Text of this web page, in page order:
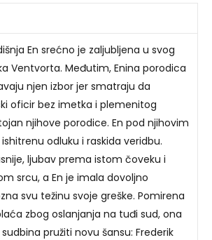
En srećno je zaljubljena u svog
Ventvorta. Međutim, Enina porodica
njen izbor jer smatraju da
oficir bez imetka i plemenitog
njihove porodice. En pod njihovim
odluku i raskida veridbu.
ljubav prema istom čoveku i
srcu, a En je imala dovoljno
svu težinu svoje greške. Pomirena
zbog oslanjanja na tuđi sud, ona
pružiti novu šansu: Frederik